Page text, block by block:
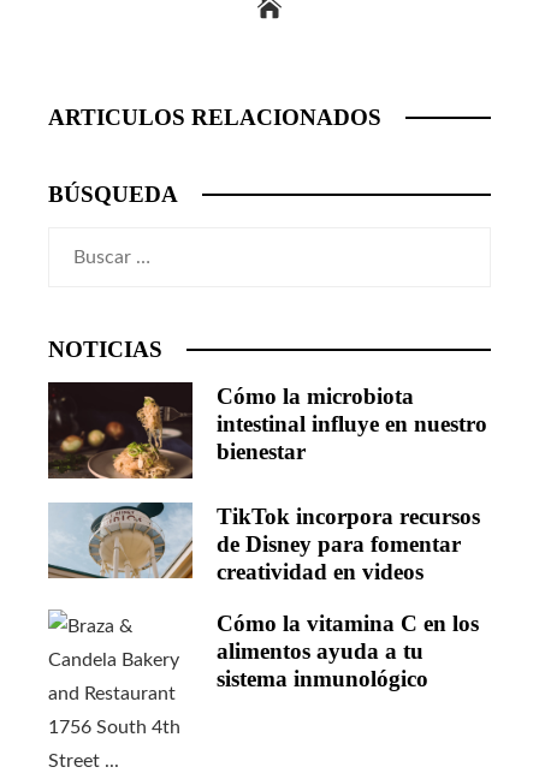
ARTICULOS RELACIONADOS
BÚSQUEDA
NOTICIAS
Cómo la microbiota
intestinal influye en nuestro
bienestar
TikTok incorpora recursos
de Disney para fomentar
creatividad en videos
Cómo la vitamina C en los
alimentos ayuda a tu
sistema inmunológico